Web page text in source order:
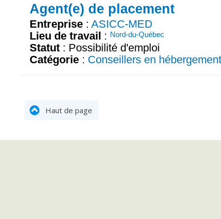
Agent(e) de placement
Entreprise : ASICC-MED
Lieu de travail : Nord-du-Québec
Statut : Possibilité d'emploi
Catégorie : Conseillers en hébergement
Haut de page